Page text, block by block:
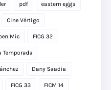
pdf eastern eggs
Cine Vértigo
Mic FICG 32
Temporada
Dany Saadia
FICG 33 FICM 14